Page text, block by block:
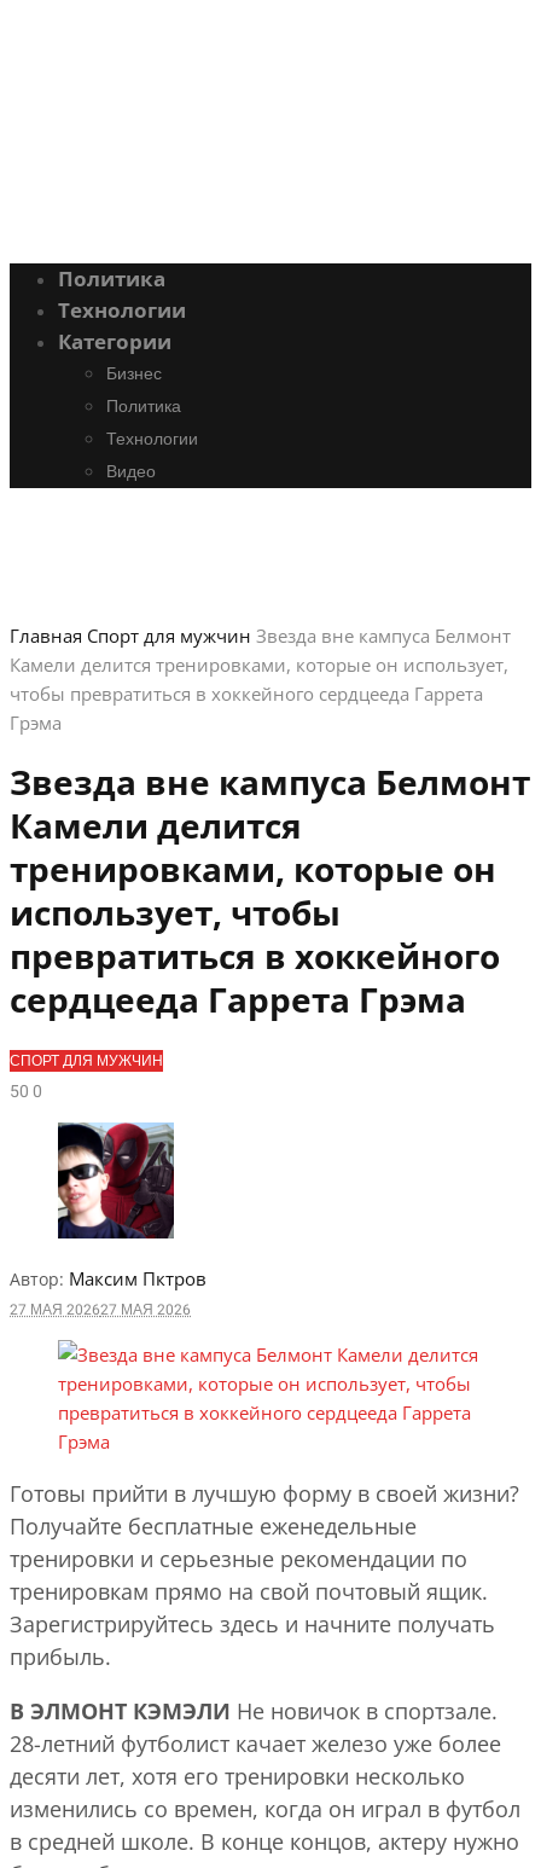
Политика
Технологии
Категории
Бизнес
Политика
Технологии
Видео
Главная Спорт для мужчин Звезда вне кампуса Белмонт
Камели делится тренировками, которые он использует,
чтобы превратиться в хоккейного сердцееда Гаррета
Грэма
Звезда вне кампуса Белмонт
Камели делится
тренировками, которые он
использует, чтобы
превратиться в хоккейного
сердцееда Гаррета Грэма
СПОРТ ДЛЯ МУЖЧИН
500
Автор: Максим Пктров
27 МАЯ 202627 МАЯ 2026
Готовы прийти в лучшую форму в своей жизни?
Получайте бесплатные еженедельные
тренировки и серьезные рекомендации по
тренировкам прямо на свой почтовый ящик.
Зарегистрируйтесь здесь и начните получать
прибыль.
B ЭЛМОНТ КЭМЭЛИ Не новичок в спортзале.
28-летний футболист качает железо уже более
десяти лет, хотя его тренировки несколько
изменились со времен, когда он играл в футбол
в средней школе. В конце концов, актеру нужно